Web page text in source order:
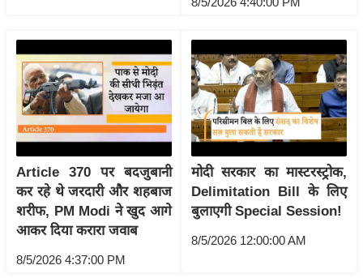
e
w
s
ला
इ
फ
स्टा
इ
ल
क्नॉ
Article 370 पर बदजुबानी
कर रहे थे जरदारी और शहबाज
शरीफ, PM Modi ने खुद आगे
आकर दिया करारा जवाब
8/5/2026 4:37:00 PM
मोदी सरकार का मास्टरस्ट्रोक,
Delimitation Bill के लिए
बुलाएगी Special Session!
8/5/2026 12:00:00 AM